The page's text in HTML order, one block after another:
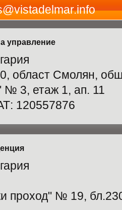
управление
област Смолян,
№ 3, етаж 1, ап. 11
120557876
проход" № 19,